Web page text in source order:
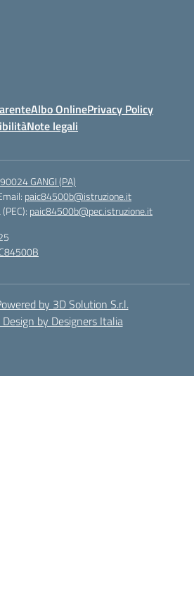
Albo OnlinePrivacy Policy
Note legali
GANGI (PA)
paic84500b@istruzione.it
paic84500b@pec.istruzione.it
by 3D Solution S.r.l.
by Designers Italia